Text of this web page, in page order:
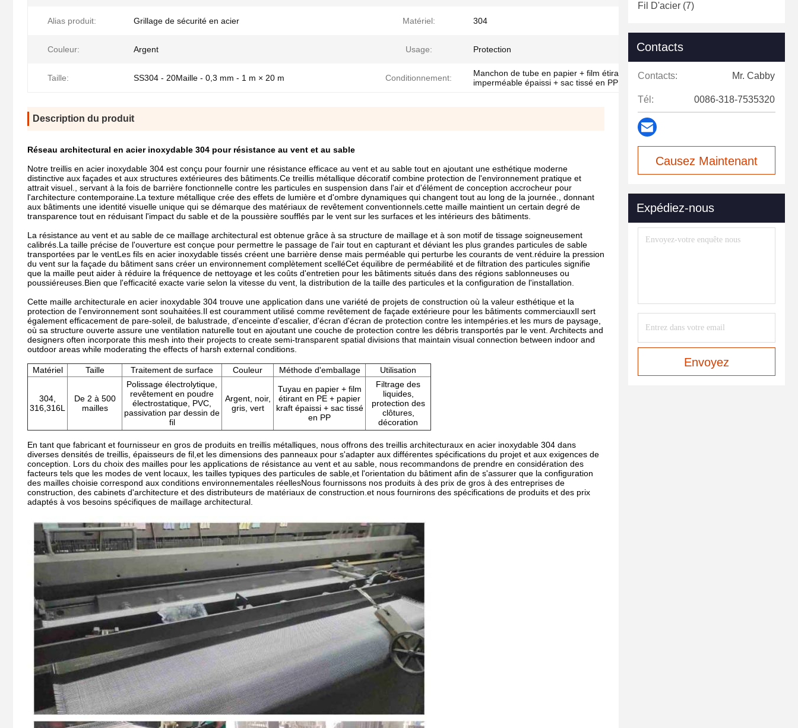
Alias produit: Grillage de sécurité en acier Matériel: 304
Couleur: Argent Usage: Protection
Taille: SS304 - 20Maille - 0,3 mm - 1 m × 20 m Conditionnement:
Manchon de tube en papier + film étirable PE + papier kraft
imperméable épaissi + sac tissé en PP
Description du produit
Réseau architectural en acier inoxydable 304 pour résistance au vent et au sable
Notre treillis en acier inoxydable 304 est conçu pour fournir une résistance efficace au vent et au sable tout en ajoutant une esthétique moderne
distinctive aux façades et aux structures extérieures des bâtiments.Ce treillis métallique décoratif combine protection de l'environnement pratique et
attrait visuel., servant à la fois de barrière fonctionnelle contre les particules en suspension dans l'air et d'élément de conception accrocheur pour
l'architecture contemporaine.La texture métallique crée des effets de lumière et d'ombre dynamiques qui changent tout au long de la journée., donnant
aux bâtiments une identité visuelle unique qui se démarque des matériaux de revêtement conventionnels.cette maille maintient un certain degré de
transparence tout en réduisant l'impact du sable et de la poussière soufflés par le vent sur les surfaces et les intérieurs des bâtiments.
La résistance au vent et au sable de ce maillage architectural est obtenue grâce à sa structure de maillage et à son motif de tissage soigneusement
calibrés.La taille précise de l'ouverture est conçue pour permettre le passage de l'air tout en capturant et déviant les plus grandes particules de sable
transportées par le ventLes fils en acier inoxydable tissés créent une barrière dense mais perméable qui perturbe les courants de vent.réduire la pression
du vent sur la façade du bâtiment sans créer un environnement complètement scelléCet équilibre de perméabilité et de filtration des particules signifie
que la maille peut aider à réduire la fréquence de nettoyage et les coûts d'entretien pour les bâtiments situés dans des régions sablonneuses ou
poussiéreuses.Bien que l'efficacité exacte varie selon la vitesse du vent, la distribution de la taille des particules et la configuration de l'installation.
Cette maille architecturale en acier inoxydable 304 trouve une application dans une variété de projets de construction où la valeur esthétique et la
protection de l'environnement sont souhaitées.Il est couramment utilisé comme revêtement de façade extérieure pour les bâtiments commerciauxIl sert
également efficacement de pare-soleil, de balustrade, d'enceinte d'escalier, d'écran d'écran de protection contre les intempéries.et les murs de paysage,
où sa structure ouverte assure une ventilation naturelle tout en ajoutant une couche de protection contre les débris transportés par le vent. Architects and
designers often incorporate this mesh into their projects to create semi-transparent spatial divisions that maintain visual connection between indoor and
outdoor areas while moderating the effects of harsh external conditions.
Matériel Taille Traitement de surface Couleur Méthode d'emballage Utilisation
304,
316,316L
De 2 à 500
mailles
Polissage électrolytique,
revêtement en poudre
électrostatique, PVC,
passivation par dessin de
fil
Argent, noir,
gris, vert
Tuyau en papier + film
étirant en PE + papier
kraft épaissi + sac tissé
en PP
Filtrage des
liquides,
protection des
clôtures,
décoration
En tant que fabricant et fournisseur en gros de produits en treillis métalliques, nous offrons des treillis architecturaux en acier inoxydable 304 dans
diverses densités de treillis, épaisseurs de fil,et les dimensions des panneaux pour s'adapter aux différentes spécifications du projet et aux exigences de
conception. Lors du choix des mailles pour les applications de résistance au vent et au sable, nous recommandons de prendre en considération des
facteurs tels que les modes de vent locaux, les tailles typiques des particules de sable,et l'orientation du bâtiment afin de s'assurer que la configuration
des mailles choisie correspond aux conditions environnementales réellesNous fournissons nos produits à des prix de gros à des entreprises de
construction, des cabinets d'architecture et des distributeurs de matériaux de construction.et nous fournirons des spécifications de produits et des prix
adaptés à vos besoins spécifiques de maillage architectural.
Fil D'acier (7)
Contacts
Contacts: Mr. Cabby
Tél: 0086-318-7535320
Causez Maintenant
Expédiez-nous
Envoyez